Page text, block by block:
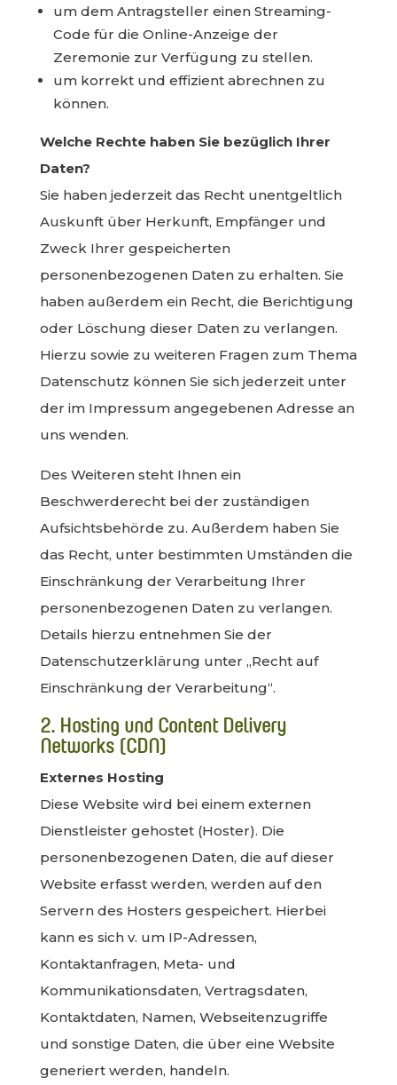
um dem Antragsteller einen Streaming-
Code für die Online-Anzeige der
Zeremonie zur Verfügung zu stellen.
um korrekt und effizient abrechnen zu
können.
Welche Rechte haben Sie bezüglich Ihrer
Daten?
Sie haben jederzeit das Recht unentgeltlich
Auskunft über Herkunft, Empfänger und
Zweck Ihrer gespeicherten
personenbezogenen Daten zu erhalten. Sie
haben außerdem ein Recht, die Berichtigung
oder Löschung dieser Daten zu verlangen.
Hierzu sowie zu weiteren Fragen zum Thema
Datenschutz können Sie sich jederzeit unter
der im Impressum angegebenen Adresse an
uns wenden.
Des Weiteren steht Ihnen ein
Beschwerderecht bei der zuständigen
Aufsichtsbehörde zu. Außerdem haben Sie
das Recht, unter bestimmten Umständen die
Einschränkung der Verarbeitung Ihrer
personenbezogenen Daten zu verlangen.
Details hierzu entnehmen Sie der
Datenschutzerklärung unter „Recht auf
Einschränkung der Verarbeitung“.
2. Hosting und Content Delivery
Networks (CDN)
Externes Hosting
Diese Website wird bei einem externen
Dienstleister gehostet (Hoster). Die
personenbezogenen Daten, die auf dieser
Website erfasst werden, werden auf den
Servern des Hosters gespeichert. Hierbei
kann es sich v. um IP-Adressen,
Kontaktanfragen, Meta- und
Kommunikationsdaten, Vertragsdaten,
Kontaktdaten, Namen, Webseitenzugriffe
und sonstige Daten, die über eine Website
generiert werden, handeln.